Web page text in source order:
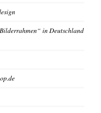
in Deutschland